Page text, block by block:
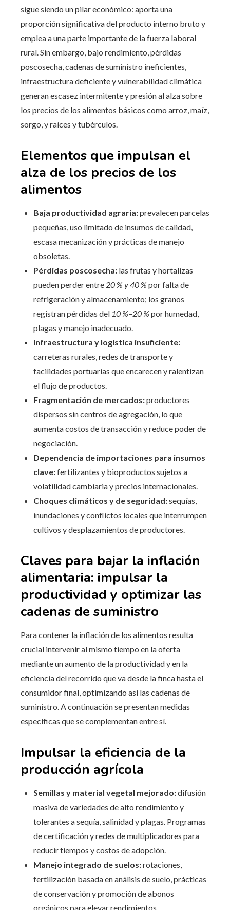
sigue siendo un pilar económico: aporta una
proporción significativa del producto interno bruto y
emplea a una parte importante de la fuerza laboral
rural. Sin embargo, bajo rendimiento, pérdidas
poscosecha, cadenas de suministro ineficientes,
infraestructura deficiente y vulnerabilidad climática
generan escasez intermitente y presión al alza sobre
los precios de los alimentos básicos como arroz, maíz,
sorgo, y raíces y tubérculos.
Elementos que impulsan el
alza de los precios de los
alimentos
Baja productividad agraria:prevalecen parcelas
pequeñas, uso limitado de insumos de calidad,
escasa mecanización y prácticas de manejo
obsoletas.
Pérdidas poscosecha: las frutas y hortalizas
pueden perder entre 20 % y 40 % por falta de
refrigeración y almacenamiento; los granos
registran pérdidas del 10 %–20 % por humedad,
plagas y manejo inadecuado.
Infraestructura y logística insuficiente:
carreteras rurales, redes de transporte y
facilidades portuarias que encarecen y ralentizan
el flujo de productos.
Fragmentación de mercados:productores
dispersos sin centros de agregación, lo que
aumenta costos de transacción y reduce poder de
negociación.
Dependencia de importaciones para insumos
clave:fertilizantes y bioproductos sujetos a
volatilidad cambiaria y precios internacionales.
Choques climáticos y de seguridad:sequías,
inundaciones y conflictos locales que interrumpen
cultivos y desplazamientos de productores.
Claves para bajar la inflación
alimentaria: impulsar la
productividad y optimizar las
cadenas de suministro
Para contener la inflación de los alimentos resulta
crucial intervenir al mismo tiempo en la oferta
mediante un aumento de la productividad y en la
eficiencia del recorrido que va desde la finca hasta el
consumidor final, optimizando así las cadenas de
suministro. A continuación se presentan medidas
específicas que se complementan entre sí.
Impulsar la eficiencia de la
producción agrícola
Semillas y material vegetal mejorado:difusión
masiva de variedades de alto rendimiento y
tolerantes a sequía, salinidad y plagas. Programas
de certificación y redes de multiplicadores para
reducir tiempos y costos de adopción.
Manejo integrado de suelos:rotaciones,
fertilización basada en análisis de suelo, prácticas
de conservación y promoción de abonos
orgánicos para elevar rendimientos